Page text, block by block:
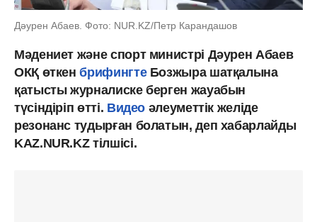
Дәурен Абаев. Фото: NUR.KZ/Петр Карандашов
Мәдениет және спорт министрі Дәурен Абаев
ОКҚ өткенбрифингтеБозжыра шатқалына
қатысты журналиске берген жауабын
түсіндіріп өтті. Видео әлеуметтік желіде
резонанс тудырған болатын, деп хабарлайды
KAZ.NUR.KZ тілшісі.